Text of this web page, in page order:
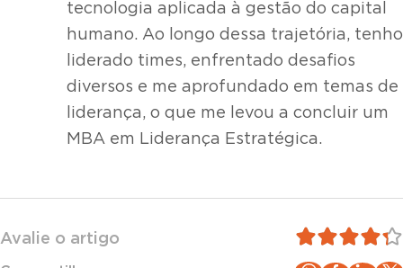
tecnologia aplicada à gestão do capital
humano. Ao longo dessa trajetória, tenho
liderado times, enfrentado desafios
diversos e me aprofundado em temas de
liderança, o que me levou a concluir um
MBA em Liderança Estratégica.
Avalie o artigo